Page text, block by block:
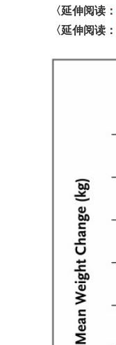
〈延伸阅读：
〈延伸阅读：